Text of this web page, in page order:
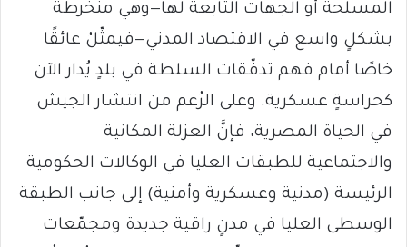
المسلحة أو الجهات التابعة لها—وهي منخرطة
بشكلٍ واسع في الاقتصاد المدني—فيمثّلُ عائقًا
خاصًا أمام فهم تدفّقات السلطة في بلدٍ يُدار الآن
كحراسةٍ عسكرية. وعلى الرُغم من انتشار الجيش
في الحياة المصرية، فإنَّ العزلة المكانية
والاجتماعية للطبقات العليا في الوكالات الحكومية
الرئيسة (مدنية وعسكرية وأمنية) إلى جانب الطبقة
الوسطى العليا في مدنٍ راقية جديدة ومجمّعات